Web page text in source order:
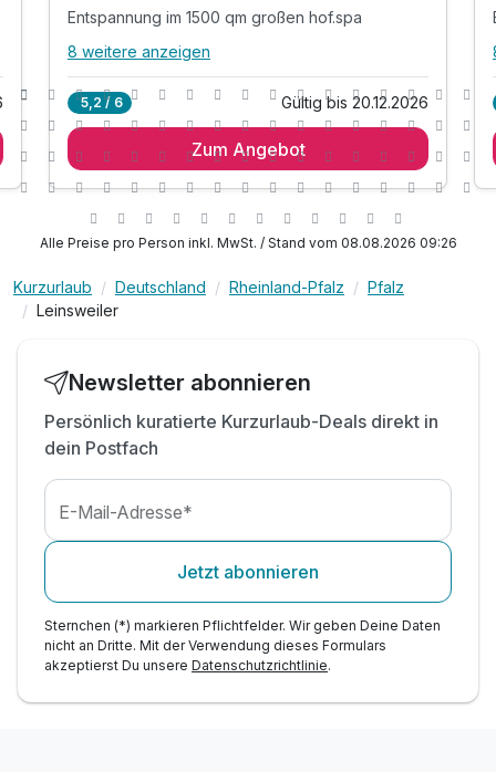
Entspannung im 1500 qm großen hof.spa
Alle Inklusivleistungen
1 Übernachtung im komfortablen Zimmer
1 x reichhaltiges Zero-Waste- Frühstücksbuffet
Begrüßungsgetränk bei Anreise
Panorama-Schwimmbad mit Innen- und
3 Saunen, 5 Ruheräume und Garten
3 Vitalbars mit Wasser, Tee-Auswahl und Snacks
Late check out bis 15 Uhr (nach Verfügbarkeit)
Direkte Anbindung an Pfälzerwald + Dt.
Weinstraße
Tischreservierung zum Abendessen erforderlich
8 weitere anzeigen
5,2 / 6 Gültig bis 20.12.2026
Zum Angebot
Alle Preise pro Person inkl. MwSt. / Stand vom 08.08.2026 09:26
Kurzurlaub Deutschland Rheinland-Pfalz
Pfalz
Leinsweiler
Newsletter abonnieren
Persönlich kuratierte Kurzurlaub-Deals direkt in
dein Postfach
E-Mail-Adresse*
Jetzt abonnieren
Sternchen (*) markieren Pflichtfelder. Wir geben Deine Daten
nicht an Dritte. Mit der Verwendung dieses Formulars
akzeptierst Du unsere Datenschutzrichtlinie.